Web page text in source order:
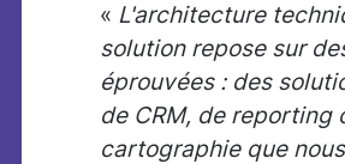
« L'architecture
solution repose sur
éprouvées : des
de CRM, de reporting
cartographie que